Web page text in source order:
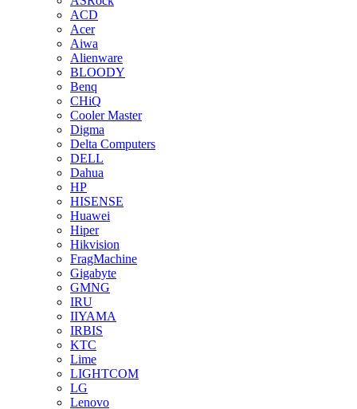
ACD
Acer
Aiwa
Alienware
BLOODY
Benq
CHiQ
Cooler Master
Digma
Delta Computers
DELL
Dahua
HP
HISENSE
Huawei
Hiper
Hikvision
FragMachine
Gigabyte
GMNG
IRU
IIYAMA
IRBIS
KTC
Lime
LIGHTCOM
LG
Lenovo